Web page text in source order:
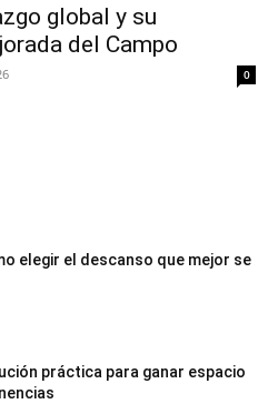
global y su
del Campo
0
elegir el descanso que mejor se
práctica para ganar espacio